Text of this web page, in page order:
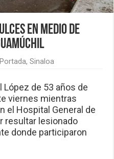
en medio de
Portada,Sinaloa
López de 53 años de
viernes mientras
el Hospital General de
resultar lesionado
donde participaron